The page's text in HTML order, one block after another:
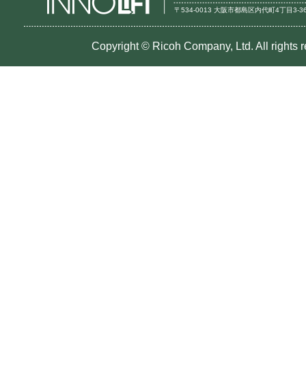
〒534-0013 大阪市都島区内代町4丁目3-
Copyright © Ricoh Company, Ltd. All rights